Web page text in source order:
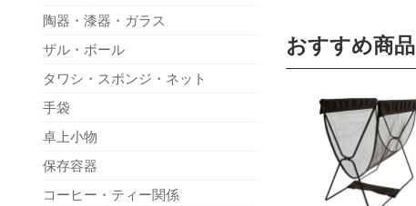
おすすめ商品
陶器・漆器・ガラス
ザル・ボール
タワシ・スポンジ・ネット
手袋
卓上小物
保存容器
コーヒー・ティー関係